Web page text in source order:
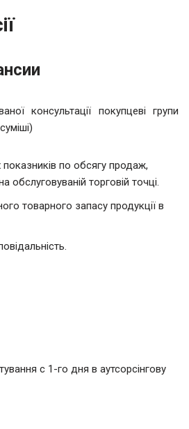
консультації покупцеві групи
по обсягу продаж,
обслуговуваній торговій точці.
товарного запасу продукції в
с 1-го дня в аутсорсінгову